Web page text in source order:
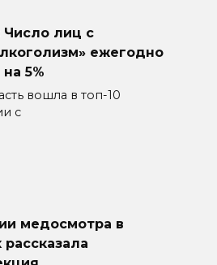
лиц с
ежегодно
5%
вошла в топ-10
с
медосмотра в
рассказала